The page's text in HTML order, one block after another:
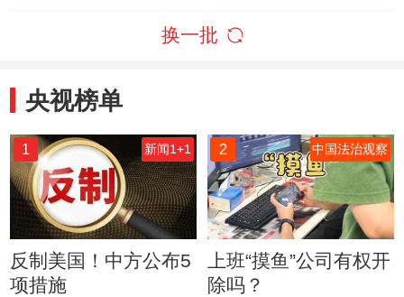
换一批
央视榜单
1 新闻1+1
反制美国！中方公布5
项措施
2 中国法治观察
上班“摸鱼”公司有权开
除吗？